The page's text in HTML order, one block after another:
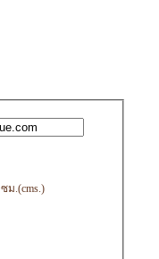
ซม.(cms.)